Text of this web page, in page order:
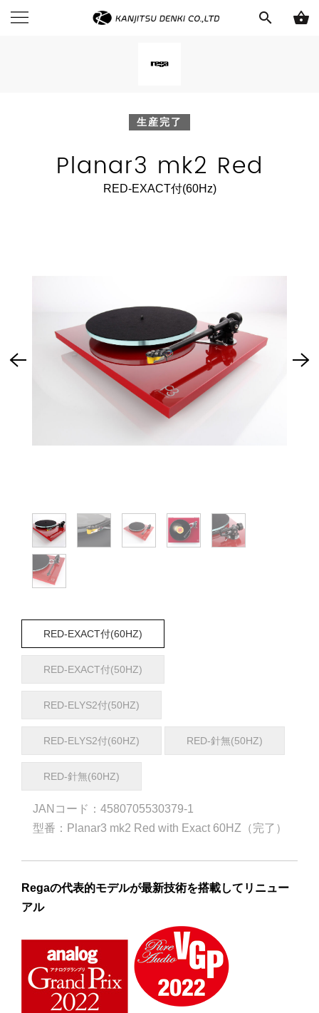
search shopping_basket
生産完了
Planar3 mk2 Red
RED-EXACT付(60Hz)
RED-EXACT付(60HZ)
RED-EXACT付(50HZ)
RED-ELYS2付(50HZ)
RED-ELYS2付(60HZ) RED-針無(50HZ)
RED-針無(60HZ)
JANコード：4580705530379-1
型番：Planar3 mk2 Red with Exact 60HZ（完了）
Regaの代表的モデルが最新技術を搭載してリニュー
アル